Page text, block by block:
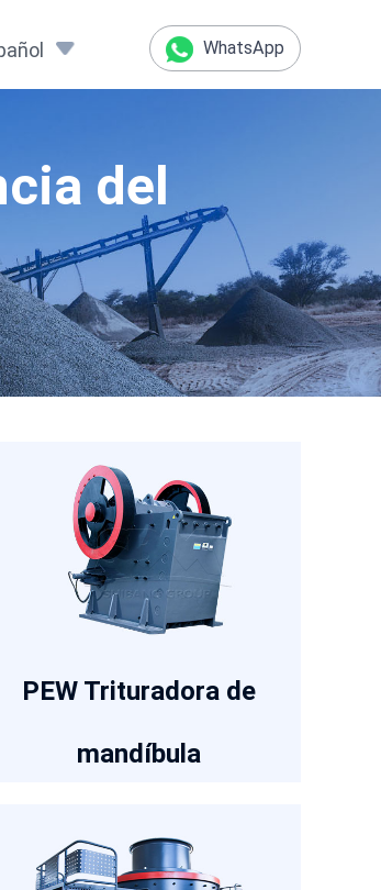
WhatsApp
del
PEW Trituradora de
mandíbula